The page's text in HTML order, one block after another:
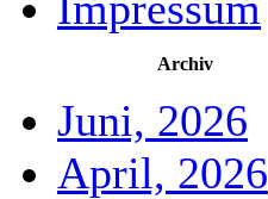
Archiv
Juni, 2026
April, 2026